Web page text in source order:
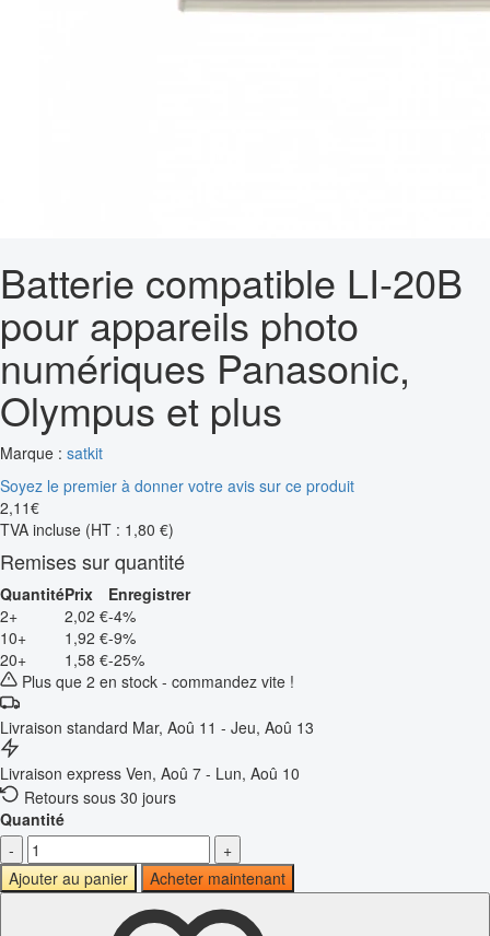
Batterie compatible LI-20B
pour appareils photo
numériques Panasonic,
Olympus et plus
Marque : satkit
Soyez le premier à donner votre avis sur ce produit
2,11€
TVA incluse (HT : 1,80 €)
Remises sur quantité
QuantitéPrix
Enregistrer
2+
2,02 €-4%
10+
1,92 €-9%
20+
1,58 €-25%
Plus que 2 en stock - commandez vite !
Livraison standard Mar, Aoû 11 - Jeu, Aoû 13
Livraison express Ven, Aoû 7 - Lun, Aoû 10
Retours sous 30 jours
Quantité
-
+
Ajouter au panier
Acheter maintenant